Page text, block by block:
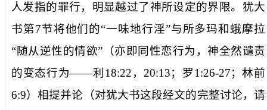
人发指的罪行，明显越过了神所设定的界限。犹大
书第7节将他们的“一味地行淫”与所多玛和蛾摩拉
“随从逆性的情欲”（亦即同性恋行为，神全然谴责
的变态行为——利 18:22 ， 20:13；罗1:26-27；林前
6:9）相提并论（对犹大书这段经文的完整讨论，请